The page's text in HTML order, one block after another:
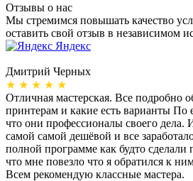
Отзывы о нас
Мы стремимся повышать качество
оставить свой отзыв в независимом
Яндекс
Дмитрий Черных
★ ★ ★ ★ ★
Отличная мастерская. Все подробно
принтерам и какие есть варианты По
что они профессионалы своего дела.
самой самой дешёвой и все
полной программе как будто
что мне повезло что я обратился к
Всем рекомендую классные мастера.